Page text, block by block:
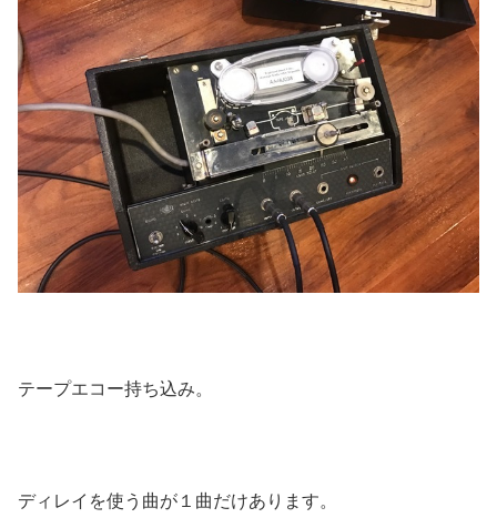
テープエコー持ち込み。
ディレイを使う曲が１曲だけあります。